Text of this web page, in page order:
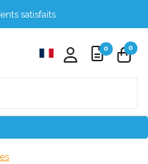
satisfaits
0 0